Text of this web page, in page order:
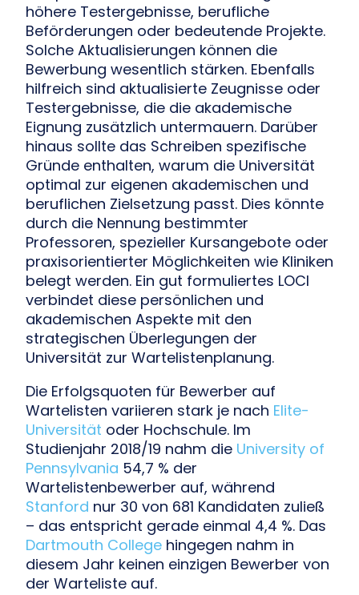
höhere Testergebnisse, berufliche
Beförderungen oder bedeutende Projekte.
Solche Aktualisierungen können die
Bewerbung wesentlich stärken. Ebenfalls
hilfreich sind aktualisierte Zeugnisse oder
Testergebnisse, die die akademische
Eignung zusätzlich untermauern. Darüber
hinaus sollte das Schreiben spezifische
Gründe enthalten, warum die Universität
optimal zur eigenen akademischen und
beruflichen Zielsetzung passt. Dies könnte
durch die Nennung bestimmter
Professoren, spezieller Kursangebote oder
praxisorientierter Möglichkeiten wie Kliniken
belegt werden. Ein gut formuliertes LOCI
verbindet diese persönlichen und
akademischen Aspekte mit den
strategischen Überlegungen der
Universität zur Wartelistenplanung.
Die Erfolgsquoten für Bewerber auf
Wartelisten variieren stark je nach Elite-
Universität oder Hochschule. Im
Studienjahr 2018/19 nahm die University of
Pennsylvania 54,7 % der
Wartelistenbewerber auf, während
Stanford nur 30 von 681 Kandidaten zuließ
– das entspricht gerade einmal 4,4 %. Das
Dartmouth College hingegen nahm in
diesem Jahr keinen einzigen Bewerber von
der Warteliste auf.